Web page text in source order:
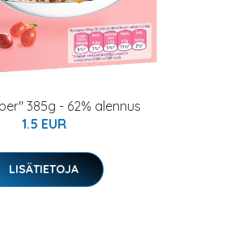
385g - 62% alennus
1.5 EUR
LISÄTIETOJA